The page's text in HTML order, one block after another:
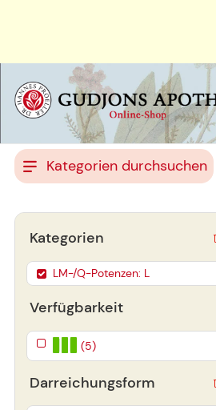
Kategorien durchsuchen
Verfügbarkeit
(5)
Darreichungsform
Kategorien
LM-/Q-Potenzen: L